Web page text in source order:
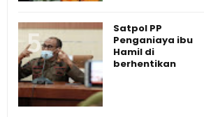
Satpol PP
Penganiaya ibu
Hamil di
berhentikan